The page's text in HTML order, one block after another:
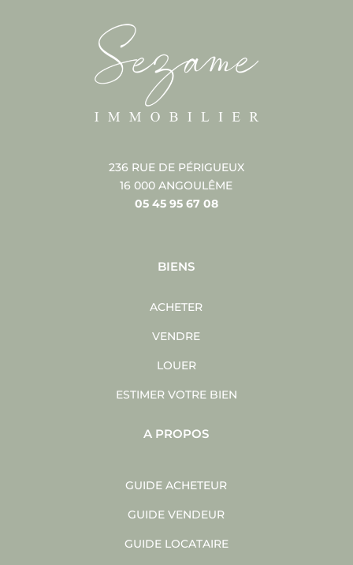
236 RUE DE PÉRIGUEUX
16 000 ANGOULÊME
05 45 95 67 08
BIENS
ACHETER
VENDRE
LOUER
ESTIMER VOTRE BIEN
A PROPOS
GUIDE ACHETEUR
GUIDE VENDEUR
GUIDE LOCATAIRE